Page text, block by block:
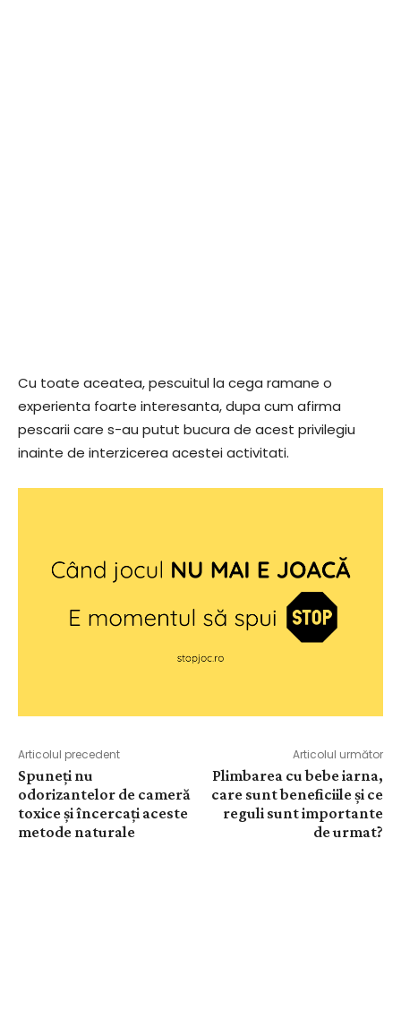
Cu toate aceatea, pescuitul la cega ramane o
experienta foarte interesanta, dupa cum afirma
pescarii care s-au putut bucura de acest privilegiu
inainte de interzicerea acestei activitati.
Articolul precedent
Spuneți nu
odorizantelor de cameră
toxice și încercați aceste
metode naturale
Articolul următor
Plimbarea cu bebe iarna,
care sunt beneficiile și ce
reguli sunt importante
de urmat?